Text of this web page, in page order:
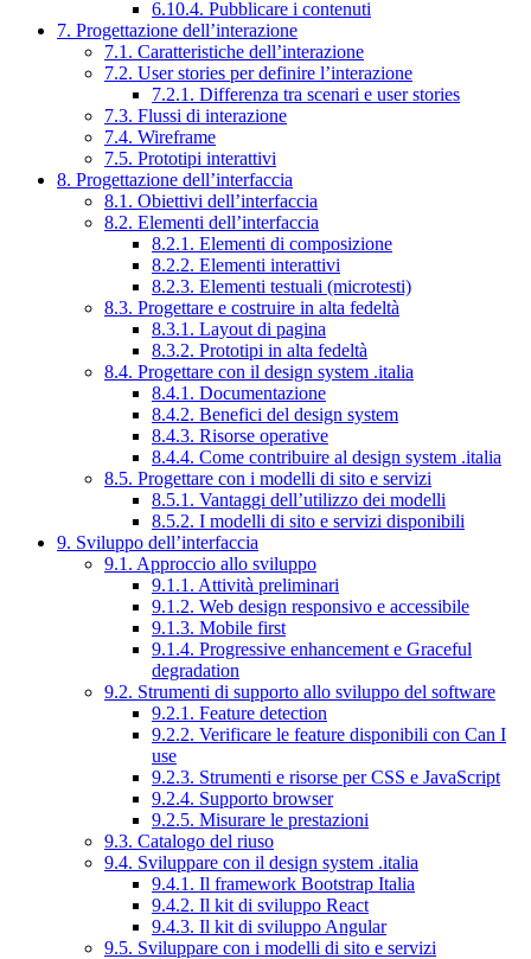
6.10.4. Pubblicare i contenuti
7. Progettazione dell’interazione
7.1. Caratteristiche dell’interazione
7.2. User stories per definire l’interazione
7.2.1. Differenza tra scenari e user stories
7.3. Flussi di interazione
7.4. Wireframe
7.5. Prototipi interattivi
8. Progettazione dell’interfaccia
8.1. Obiettivi dell’interfaccia
8.2. Elementi dell’interfaccia
8.2.1. Elementi di composizione
8.2.2. Elementi interattivi
8.2.3. Elementi testuali (microtesti)
8.3. Progettare e costruire in alta fedeltà
8.3.1. Layout di pagina
8.3.2. Prototipi in alta fedeltà
8.4. Progettare con il design system .italia
8.4.1. Documentazione
8.4.2. Benefici del design system
8.4.3. Risorse operative
8.4.4. Come contribuire al design system .italia
8.5. Progettare con i modelli di sito e servizi
8.5.1. Vantaggi dell’utilizzo dei modelli
8.5.2. I modelli di sito e servizi disponibili
9. Sviluppo dell’interfaccia
9.1. Approccio allo sviluppo
9.1.1. Attività preliminari
9.1.2. Web design responsivo e accessibile
9.1.3. Mobile first
9.1.4. Progressive enhancement e Graceful
degradation
9.2. Strumenti di supporto allo sviluppo del software
9.2.1. Feature detection
9.2.2. Verificare le feature disponibili con Can I
use
9.2.3. Strumenti e risorse per CSS e JavaScript
9.2.4. Supporto browser
9.2.5. Misurare le prestazioni
9.3. Catalogo del riuso
9.4. Sviluppare con il design system .italia
9.4.1. Il framework Bootstrap Italia
9.4.2. Il kit di sviluppo React
9.4.3. Il kit di sviluppo Angular
9.5. Sviluppare con i modelli di sito e servizi